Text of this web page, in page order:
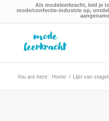
Als modeleerkracht, leid je
mode/confectie-industrie op,
You are here: Home / Lijst van